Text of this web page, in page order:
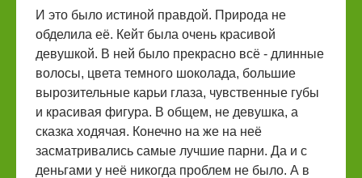
И это было истиной правдой. Природа не
обделила её. Кейт была очень красивой
девушкой. В ней было прекрасно всё - длинные
волосы, цвета темного шоколада, большие
вырозительные карьи глаза, чувственные губы
и красивая фигура. В общем, не девушка, а
сказка ходячая. Конечно на же на неё
засматривались самые лучшие парни. Да и с
деньгами у неё никогда проблем не было. А в